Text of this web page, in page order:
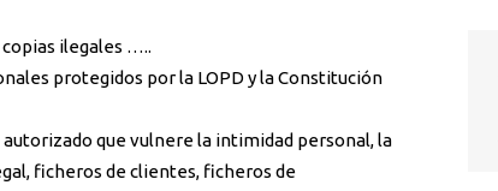
ilegales …..
protegidos por la LOPD y la Constitución
que vulnere la intimidad personal, la
ficheros de clientes, ficheros de